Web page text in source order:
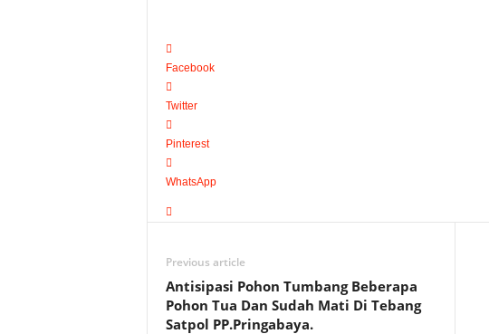
Facebook
Twitter
Pinterest
WhatsApp
Previous article
Antisipasi Pohon Tumbang Beberapa
Pohon Tua Dan Sudah Mati Di Tebang
Satpol PP.Pringabaya.